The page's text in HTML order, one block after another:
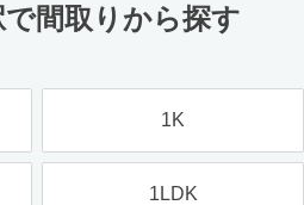
間取りから探す
1K
1LDK